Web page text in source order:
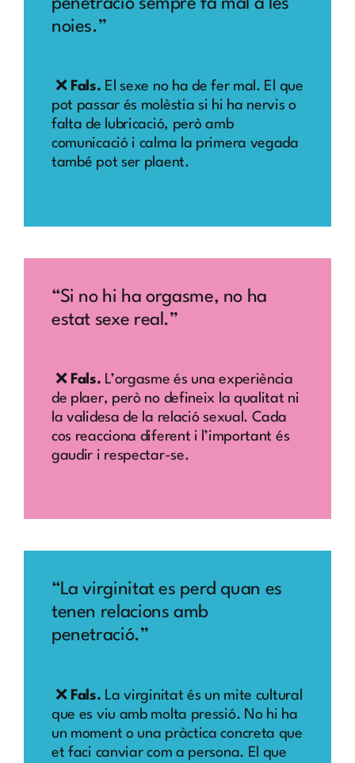
penetració sempre fa mal a les
noies.”
❌ Fals. El sexe no ha de fer mal. El que
pot passar és molèstia si hi ha nervis o
falta de lubricació, però amb
comunicació i calma la primera vegada
també pot ser plaent.
“Si no hi ha orgasme, no ha
estat sexe real.”
❌ Fals. L’orgasme és una experiència
de plaer, però no defineix la qualitat ni
la validesa de la relació sexual. Cada
cos reacciona diferent i l’important és
gaudir i respectar-se.
“La virginitat es perd quan es
tenen relacions amb
penetració.”
❌ Fals. La virginitat és un mite cultural
que es viu amb molta pressió. No hi ha
un moment o una pràctica concreta que
et faci canviar com a persona. El que